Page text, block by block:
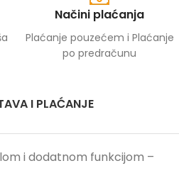
Načini plaćanja
Plaćanje pouzećem i Plaćanje
po predračunu
I PLAĆANJE
i dodatnom funkcijom –